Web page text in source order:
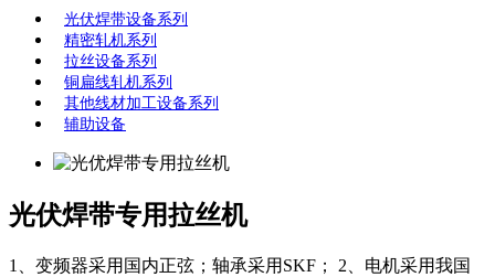
光伏焊带设备系列
精密轧机系列
拉丝设备系列
铜扁线轧机系列
其他线材加工设备系列
辅助设备
光伏焊带专用拉丝机
1、变频器采用国内正弦；轴承采用SKF； 2、电机采用我国